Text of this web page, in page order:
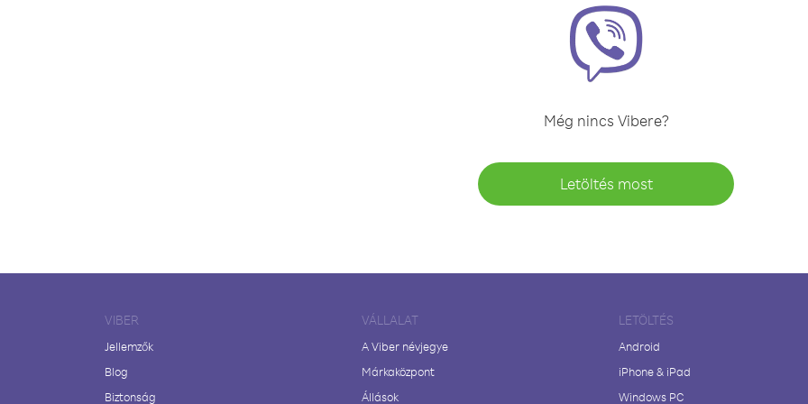
Még nincs Vibere?
Letöltés most
VIBER
Jellemzők
Blog
Biztonság
VÁLLALAT
A Viber névjegye
Márkaközpont
Állások
LETÖLTÉS
Android
iPhone & iPad
Windows PC